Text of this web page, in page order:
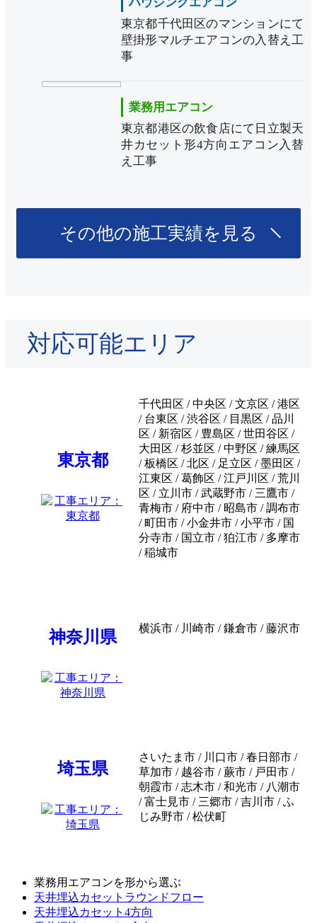
東京都千代田区のマンションにて
壁掛形マルチエアコンの入替え工
事
業務用エアコン
東京都港区の飲食店にて日立製天
井カセット形4方向エアコン入替
え工事
その他の施工実績を見る
対応可能エリア
東京都
千代田区 / 中央区 / 文京区 / 港区
/ 台東区 / 渋谷区 / 目黒区 / 品川
区 / 新宿区 / 豊島区 / 世田谷区 /
大田区 / 杉並区 / 中野区 / 練馬区
/ 板橋区 / 北区 / 足立区 / 墨田区 /
江東区 / 葛飾区 / 江戸川区 / 荒川
区 / 立川市 / 武蔵野市 / 三鷹市 /
青梅市 / 府中市 / 昭島市 / 調布市
/ 町田市 / 小金井市 / 小平市 / 国
分寺市 / 国立市 / 狛江市 / 多摩市
/ 稲城市
神奈川県 横浜市 / 川崎市 / 鎌倉市 / 藤沢市
埼玉県
さいたま市 / 川口市 / 春日部市 /
草加市 / 越谷市 / 蕨市 / 戸田市 /
朝霞市 / 志木市 / 和光市 / 八潮市
/ 富士見市 / 三郷市 / 吉川市 / ふ
じみ野市 / 松伏町
業務用エアコンを形から選ぶ
天井埋込カセットラウンドフロー
天井埋込カセット4方向